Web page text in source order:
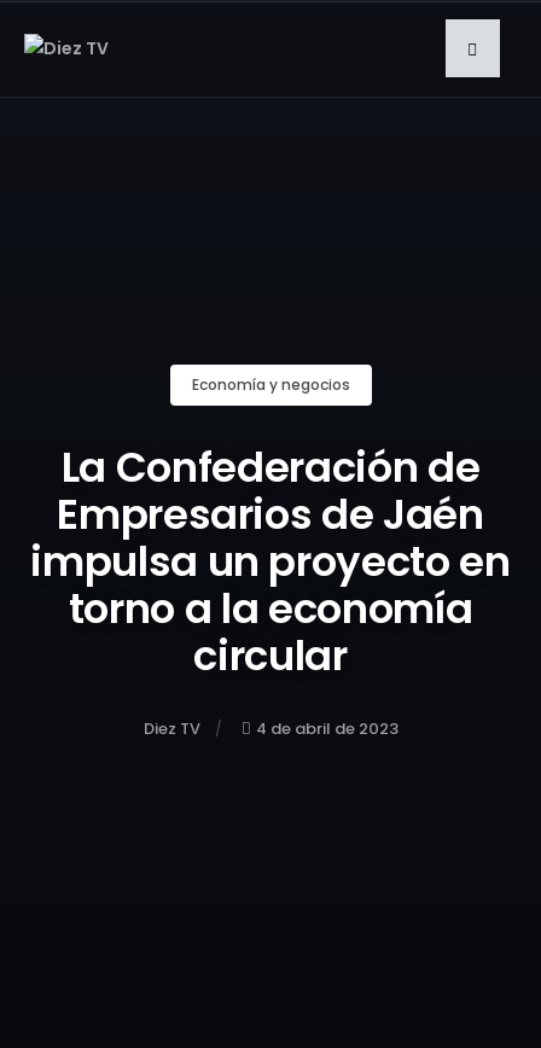
Economía y negocios
La Confederación de
Empresarios de Jaén
impulsa un proyecto en
torno a la economía
circular
Diez TV 4 de abril de 2023